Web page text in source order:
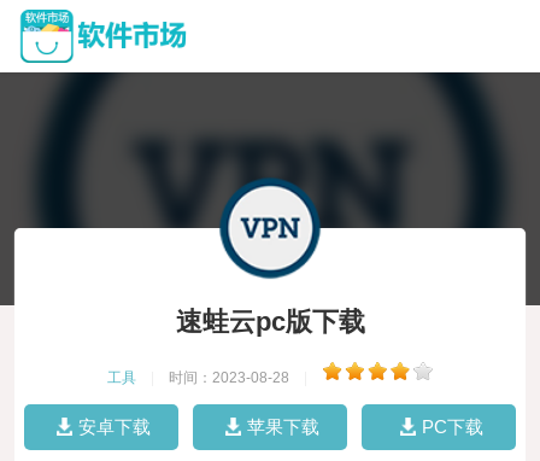
速蛙云pc版下载
工具 时间：2023-08-28
安卓下载 苹果下载 PC下载